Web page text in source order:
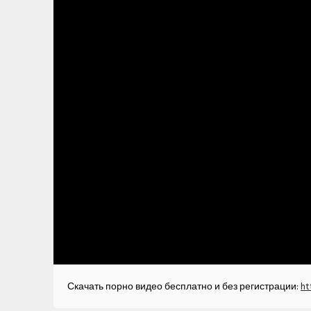
Скачать порно видео бесплатно и без регистрации: